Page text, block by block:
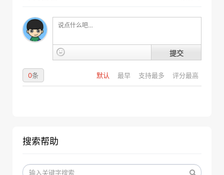
提交
默认 最早 支持最多 评分最高
0条
搜索帮助